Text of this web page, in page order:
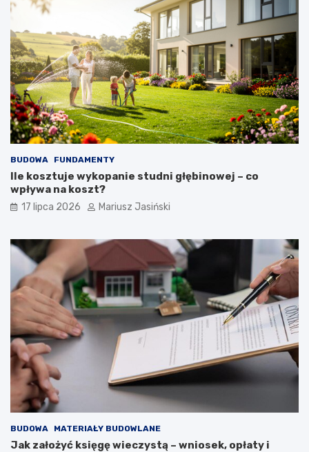
BUDOWA FUNDAMENTY
Ile kosztuje wykopanie studni głębinowej – co
wpływa na koszt?
17 lipca 2026 Mariusz Jasiński
BUDOWA MATERIAŁY BUDOWLANE
Jak założyć księgę wieczystą – wniosek, opłaty i